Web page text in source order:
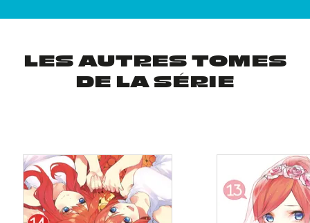
LES AUTRES TOMES
DE LA SÉRIE